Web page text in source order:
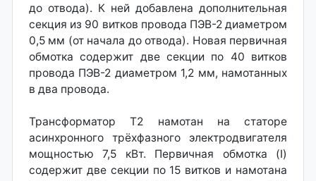
до отвода). К ней добавлена дополнительная
секция из 90 витков провода ПЭВ-2 диаметром
0,5 мм (от начала до отвода). Новая первичная
обмотка содержит две секции по 40 витков
провода ПЭВ-2 диаметром 1,2 мм, намотанных
в два провода.
Трансформатор Т2 намотан на статоре
асинхронного трёхфазного электродвигателя
мощностью 7,5 кВт. Первичная обмотка (I)
содержит две секции по 15 витков и намотана